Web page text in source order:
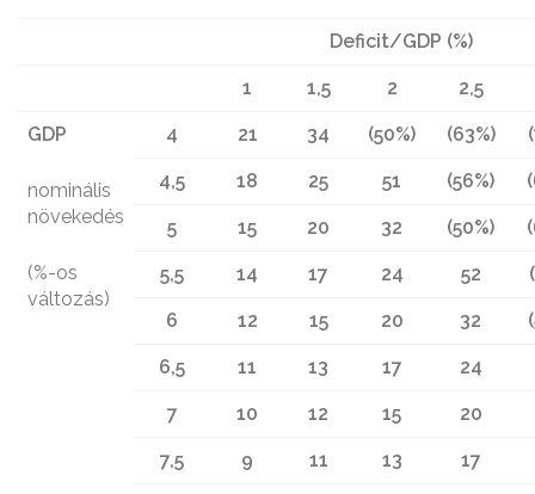
Deficit/GDP (%)
1 1,5 2 2,5
GDP
nominális
növekedés
(%-os
változás)
4 21 34 (50%) (63%)
4,5 18 25 51 (56%)
5 15 20 32 (50%)
5,5 14 17 24 52
6 12 15 20 32
6,5 11 13 17 24
7 10 12 15 20
7,5 9 11 13 17